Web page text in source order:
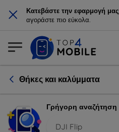
× Κατεβάστε την εφαρμογή μας
αγοράστε πιο εύκολα.
Θήκες και καλύμματα
Γρήγορη αναζήτηση
DJI Flip